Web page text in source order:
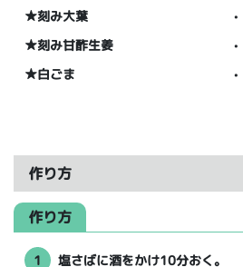
★刻み大葉
★刻み甘酢生姜
★白ごま
作り方
作り方
1 塩さばに酒をかけ10分おく。